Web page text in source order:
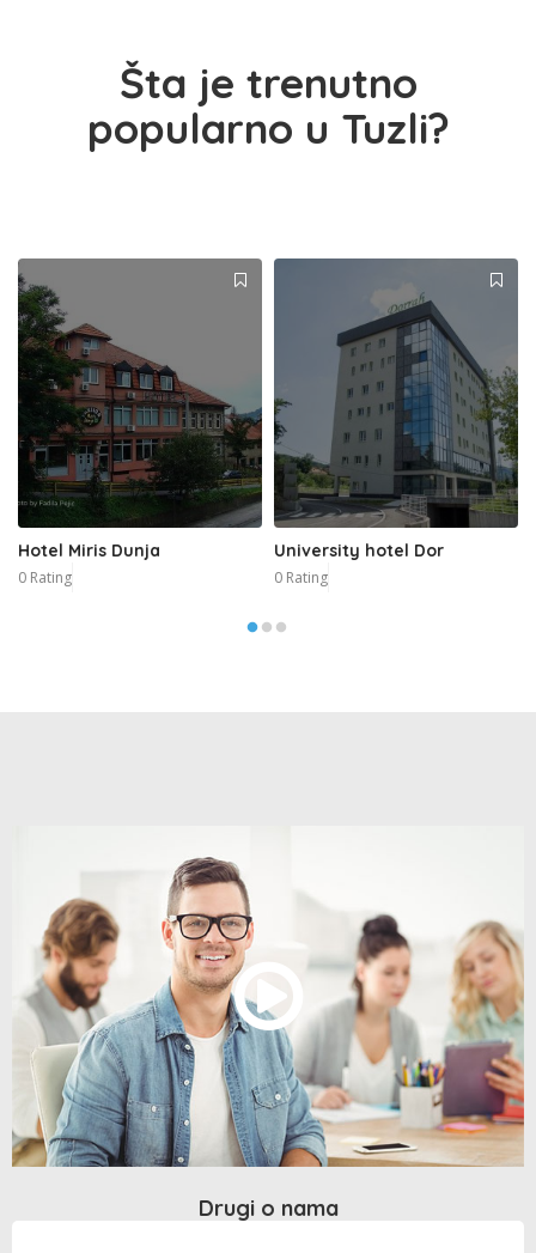
Šta je trenutno
popularno u Tuzli?
Hotel Miris Dunja
0 Rating
University hotel Dor
0 Rating
Drugi o nama